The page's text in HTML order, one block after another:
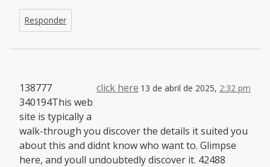
Responder
click here 13 de abril de 2025, 2:32 pm
138777
340194This web
site is typically a
walk-through you discover the details it suited you
about this and didnt know who want to. Glimpse
here, and youll undoubtedly discover it. 42488